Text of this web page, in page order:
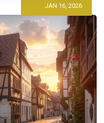
JAN 16, 2026